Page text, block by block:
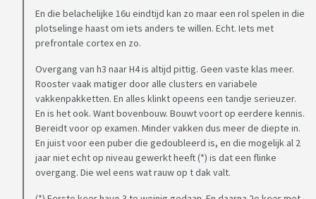
En die belachelijke 16u eindtijd kan zo maar een rol spelen in die
plotselinge haast om iets anders te willen. Echt. Iets met
prefrontale cortex en zo.
Overgang van h3 naar H4 is altijd pittig. Geen vaste klas meer.
Rooster vaak matiger door alle clusters en variabele
vakkenpakketten. En alles klinkt opeens een tandje serieuzer.
En is het ook. Want bovenbouw. Bouwt voort op eerdere kennis.
Bereidt voor op examen. Minder vakken dus meer de diepte in.
En juist voor een puber die gedoubleerd is, en die mogelijk al 2
jaar niet echt op niveau gewerkt heeft (*) is dat een flinke
overgang. Die wel eens wat rauw op t dak valt.